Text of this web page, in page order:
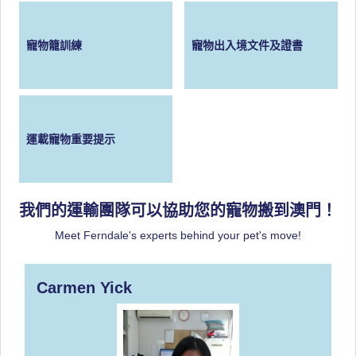
寵物籠訓練 寵物出入境文件及證書
運載寵物重要提示
我們的運輸團隊可以協助您的寵物搬到澳門！
Meet Ferndale's experts behind your pet's move!
Carmen Yick